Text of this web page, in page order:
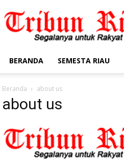
BERANDA SEMESTA RIAU
Beranda about us
about us